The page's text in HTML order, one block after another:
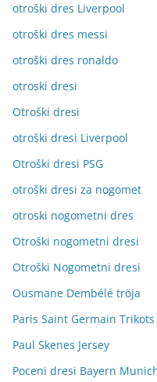
otroški dres Liverpool
otroški dres messi
otroški dres ronaldo
otroski dresi
Otroški dresi
otroški dresi Liverpool
Otroški dresi PSG
otroški dresi za nogomet
otroski nogometni dres
Otroški nogometni dresi
Otroški Nogometni dresi
Ousmane Dembélé tröja
Paris Saint Germain Trikots
Paul Skenes Jersey
Poceni dresi Bayern